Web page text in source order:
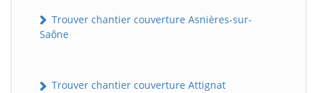
Trouver chantier couverture Asnières-sur-
Saône
Trouver chantier couverture Attignat